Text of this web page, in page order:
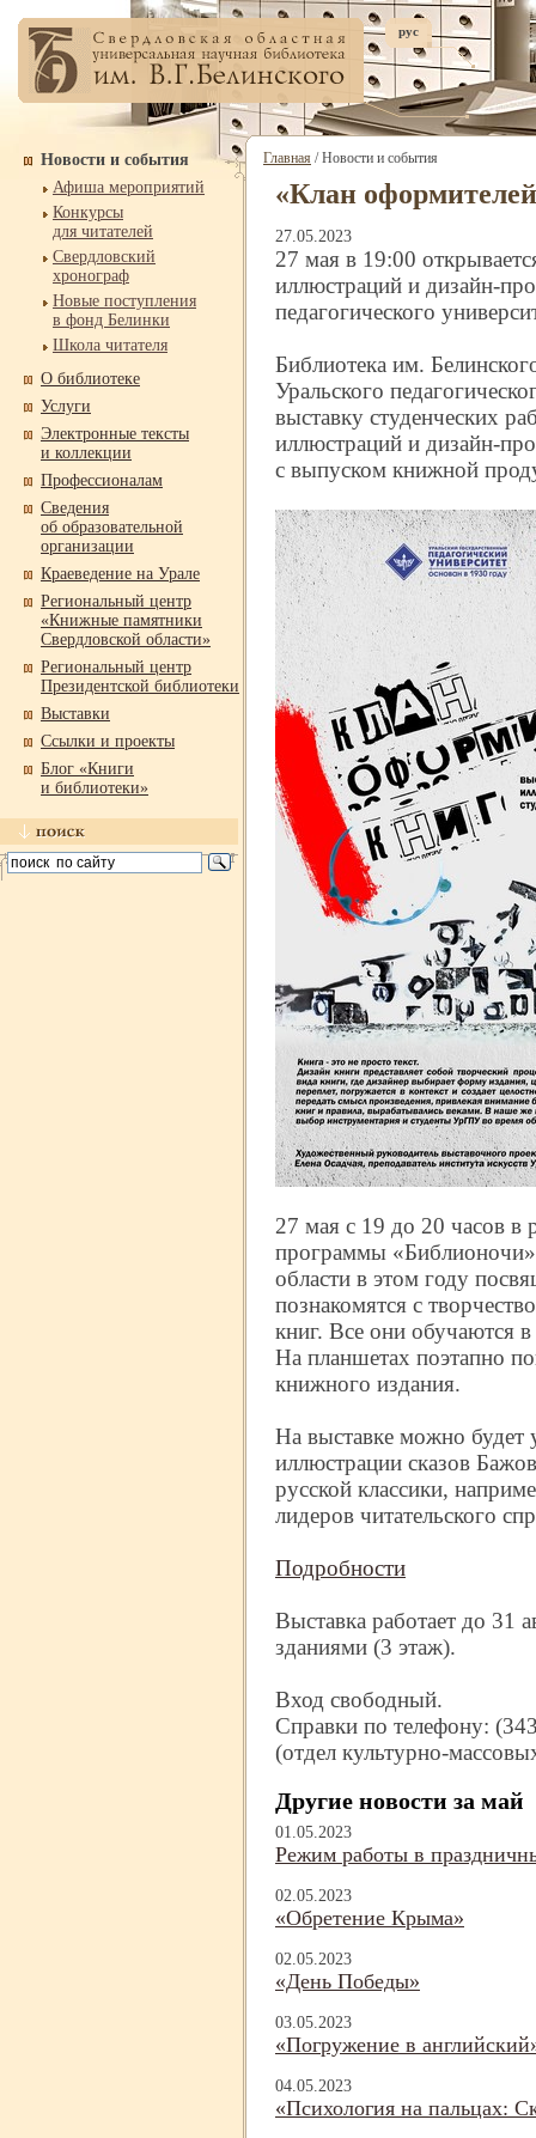
рус
Новости и события
Афиша мероприятий
Конкурсы
для читателей
Свердловский
хронограф
Новые поступления
в фонд Белинки
Школа читателя
О библиотеке
Услуги
Электронные тексты
и коллекции
Профессионалам
Сведения
об образовательной
организации
Краеведение на Урале
Региональный центр
«Книжные памятники
Свердловской области»
Региональный центр
Президентской библиотеки
Выставки
Ссылки и проекты
Блог «Книги
и библиотеки»
Главная / Новости и события
«Клан
27.05.2023
27 мая в 19:00
иллюстраций и дизайн-
педагогического
Библиотека им.
Уральского
выставку студенческих
иллюстраций и дизайн-
с выпуском книжной
27 мая с 19 до 20 часов в
программы
области в этом году
познакомятся с
книг. Все они обучаются
На планшетах поэтапно
книжного издания.
На выставке можно будет
иллюстрации сказов
русской классики,
лидеров читательского
Подробности
Выставка работает до 31
зданиями (3 этаж).
Вход свободный.
Справки по телефону:
(отдел культурно-
Другие новости за май
01.05.2023
Режим работы в
02.05.2023
«Обретение Крыма»
02.05.2023
«День Победы»
03.05.2023
«Погружение в
04.05.2023
«Психология на пальцах: